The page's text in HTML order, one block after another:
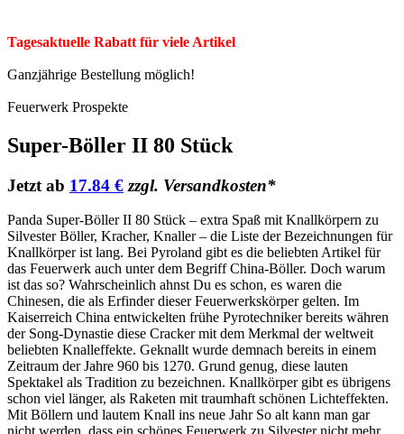
Tagesaktuelle Rabatt für viele Artikel
Ganzjährige Bestellung möglich!
Feuerwerk Prospekte
Super-Böller II 80 Stück
Jetzt ab 17.84 € zzgl. Versandkosten*
Panda Super-Böller II 80 Stück – extra Spaß mit Knallkörpern zu
Silvester Böller, Kracher, Knaller – die Liste der Bezeichnungen für
Knallkörper ist lang. Bei Pyroland gibt es die beliebten Artikel für
das Feuerwerk auch unter dem Begriff China-Böller. Doch warum
ist das so? Wahrscheinlich ahnst Du es schon, es waren die
Chinesen, die als Erfinder dieser Feuerwerkskörper gelten. Im
Kaiserreich China entwickelten frühe Pyrotechniker bereits währen
der Song-Dynastie diese Cracker mit dem Merkmal der weltweit
beliebten Knalleffekte. Geknallt wurde demnach bereits in einem
Zeitraum der Jahre 960 bis 1270. Grund genug, diese lauten
Spektakel als Tradition zu bezeichnen. Knallkörper gibt es übrigens
schon viel länger, als Raketen mit traumhaft schönen Lichteffekten.
Mit Böllern und lautem Knall ins neue Jahr So alt kann man gar